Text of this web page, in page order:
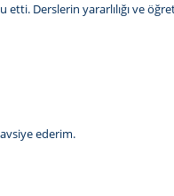
Derslerin yararlılığı ve
ederim.